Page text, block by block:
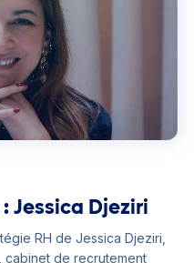
Jessica Djeziri
RH de Jessica Djeziri,
cabinet de recrutement